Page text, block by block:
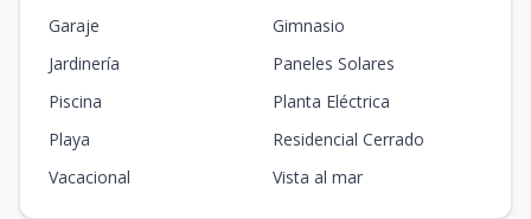
Garaje
Gimnasio
Jardinería
Paneles Solares
Piscina
Planta Eléctrica
Playa
Residencial Cerrado
Vacacional
Vista al mar